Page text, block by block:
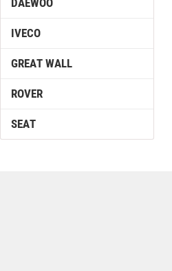
DAEWOO
IVECO
GREAT WALL
ROVER
SEAT